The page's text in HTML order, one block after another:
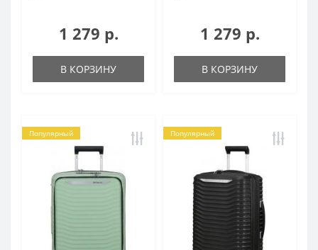
1 279 р.
В КОРЗИНУ
1 279 р.
В КОРЗИНУ
Популярный Популярный